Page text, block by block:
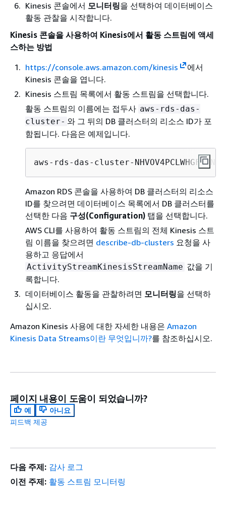
Kinesis 콘솔에서 모니터링을 선택하여 데이터베이스
활동 관찰을 시작합니다.
Kinesis 콘솔을 사용하여 Kinesis에서 활동 스트림에 액세
스하는 방법
https://console.aws.amazon.com/kinesis
에서
Kinesis 콘솔을 엽니다.
Kinesis 스트림 목록에서 활동 스트림을 선택합니다.
활동 스트림의 이름에는 접두사 aws-rds-das-
cluster- 와 그 뒤의 DB 클러스터의 리소스 ID가 포
함됩니다. 다음은 예제입니다.
aws-rds-das-cluster-NHVOV4PCLWHGF52NP
Amazon RDS 콘솔을 사용하여 DB 클러스터의 리소스
ID를 찾으려면 데이터베이스 목록에서 DB 클러스터를
선택한 다음 구성(Configuration) 탭을 선택합니다.
AWS CLI를 사용하여 활동 스트림의 전체 Kinesis 스트
림 이름을 찾으려면 describe-db-clusters 요청을 사
용하고 응답에서
ActivityStreamKinesisStreamName 값을 기
록합니다.
데이터베이스 활동을 관찰하려면 모니터링을 선택하
십시오.
Amazon Kinesis 사용에 대한 자세한 내용은 Amazon
Kinesis Data Streams이란 무엇입니까?를 참조하십시오.
페이지 내용이 도움이 되었습니까?
예
아니요
피드백 제공
다음 주제: 감사 로그
이전 주제: 활동 스트림 모니터링